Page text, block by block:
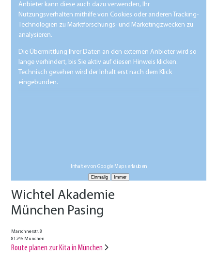
Anbieter kann diese auch dazu verwenden, Ihr
Nutzungsverhalten mithilfe von Cookies oder anderen Tracking-
Technologien zu Marktforschungs- und Marketingzwecken zu
analysieren.
Die Übermittlung Ihrer Daten an den externen Anbieter wird so
lange verhindert, bis Sie aktiv auf diesen Hinweis klicken.
Technisch gesehen wird der Inhalt erst nach dem Klick
eingebunden.
Inhalte von Google Maps erlauben
Wichtel Akademie
München Pasing
Marschnerstr. 8
81245 München
Route planen zur Kita in München